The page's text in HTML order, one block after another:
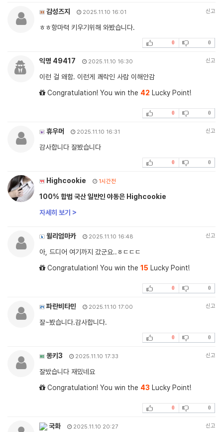
감성즈지 2025.11.10 16:01 신고
ㅎㅎ항마력 키우기위해 와봤습니다.
0 0
익명 49417 2025.11.10 16:30 신고
이런 걸 왜함. 이런게 쾌락인 사람 이해안감
Congratulation! You win the 42 Lucky Point!
0 0
휴우머 2025.11.10 16:31 신고
감사합니다 잘봤습니다
0 0
Highcookie 1시간전
100% 합법 국산 일반인 야동은 Highcookie
자세히 보기 >
윌리엄마카 2025.11.10 16:48 신고
아, 드디어 여기까지 갔군요..ㅎㄷㄷㄷ
Congratulation! You win the 15 Lucky Point!
0 0
파란비타민 2025.11.10 17:00 신고
잘~봤습니다.감사합니다.
0 0
몽키3 2025.11.10 17:33 신고
잘밨습니다 재밌네요
Congratulation! You win the 43 Lucky Point!
0 0
국화 2025.11.10 20:27 신고